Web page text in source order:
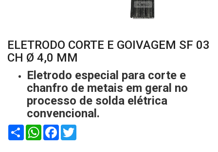
ELETRODO CORTE E GOIVAGEM SF 03
CH Ø 4,0 MM
Eletrodo especial para corte e
chanfro de metais em geral no
processo de solda elétrica
convencional.
Compartilhar
WhatsAppFacebook
Twitter